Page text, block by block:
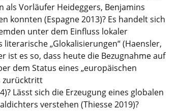
Vorläufer Heideggers, Benjamins
konnten (Espagne 2013)? Es handelt sich
unter dem Einfluss lokaler
„Glokalisierungen“ (Haensler,
ist es so, dass heute die Bezugnahme auf
dem Status eines „europäischen
zurücktritt
Lässt sich die Erzeugung eines globalen
verstehen (Thiesse 2019)?